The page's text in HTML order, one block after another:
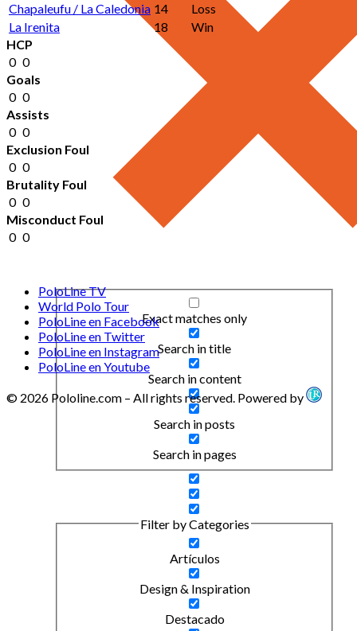
Exact matches only
Search in title
Search in content
Search in posts
Search in pages
Filter by Categories
Artículos
Design & Inspiration
Destacado
Chapaleufu / La Caledonia 14
Loss
La Irenita
18
Win
HCP
0 0
Goals
0 0
Assists
0 0
Exclusion Foul
0 0
Brutality Foul
0 0
Misconduct Foul
0 0
PoloLine TV
World Polo Tour
PoloLine en Facebook
PoloLine en Twitter
PoloLine en Instagram
PoloLine en Youtube
© 2026 Pololine.com – All rights reserved. Powered by